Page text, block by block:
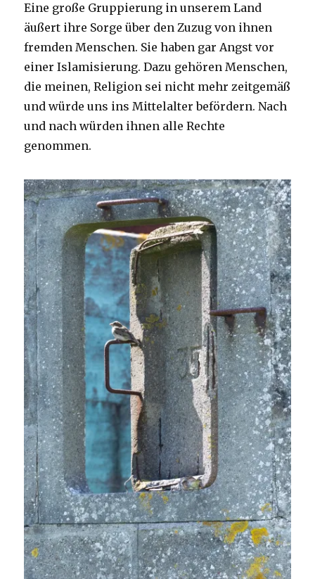
Eine große Gruppierung in unserem Land
äußert ihre Sorge über den Zuzug von ihnen
fremden Menschen. Sie haben gar Angst vor
einer Islamisierung. Dazu gehören Menschen,
die meinen, Religion sei nicht mehr zeitgemäß
und würde uns ins Mittelalter befördern. Nach
und nach würden ihnen alle Rechte
genommen.